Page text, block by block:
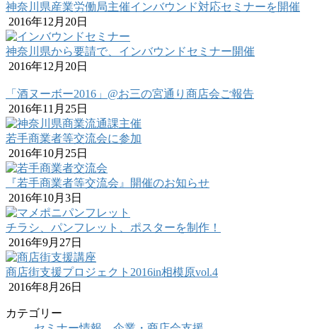
神奈川県産業労働局主催インバウンド対応セミナーを開催
2016年12月20日
神奈川県から要請で、インバウンドセミナー開催
2016年12月20日
「酒ヌーボー2016」@お三の宮通り商店会ご報告
2016年11月25日
若手商業者等交流会に参加
2016年10月25日
『若手商業者等交流会』開催のお知らせ
2016年10月3日
チラシ、パンフレット、ポスターを制作！
2016年9月27日
商店街支援プロジェクト2016in相模原vol.4
2016年8月26日
カテゴリー